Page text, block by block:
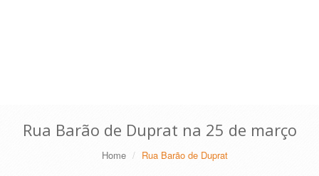
Rua Barão de Duprat na 25 de março
Home Rua Barão de Duprat